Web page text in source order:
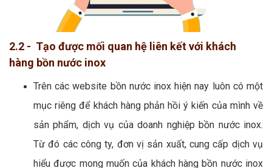
2.2 - Tạo được mối quan hệ liên kết với khách
hàng bồn nước inox
Trên các website bồn nước inox hiện nay luôn có một
mục riêng để khách hàng phản hồi ý kiến của mình về
sản phẩm, dịch vụ của doanh nghiệp bồn nước inox.
Từ đó các công ty, đơn vị sản xuất, cung cấp dịch vụ
hiểu được mong muốn của khách hàng bồn nước inox